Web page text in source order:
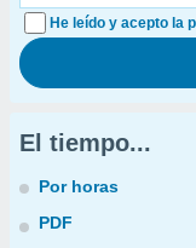
He leído y acepto la
El tiempo...
Por horas
PDF